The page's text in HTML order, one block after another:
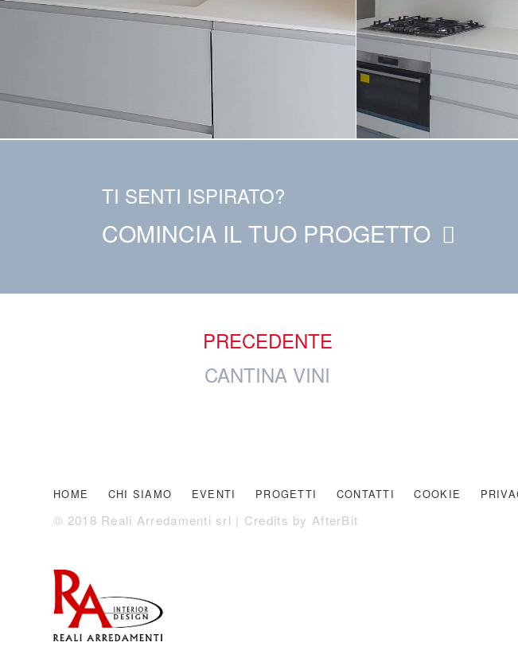
TI SENTI ISPIRATO?
COMINCIA IL TUO PROGETTO
PRECEDENTE
CANTINA VINI
HOME CHI SIAMO EVENTI PROGETTI CONTATTI COOKIE
© 2018 Reali Arredamenti srl | Credits by AfterBit